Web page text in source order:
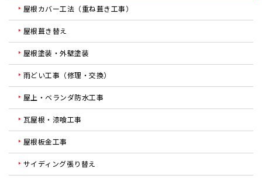
屋根カバー工法（重ね葺き工事）
屋根葺き替え
屋根塗装・外壁塗装
雨どい工事（修理・交換）
屋上・ベランダ防水工事
瓦屋根・漆喰工事
屋根板金工事
サイディング張り替え